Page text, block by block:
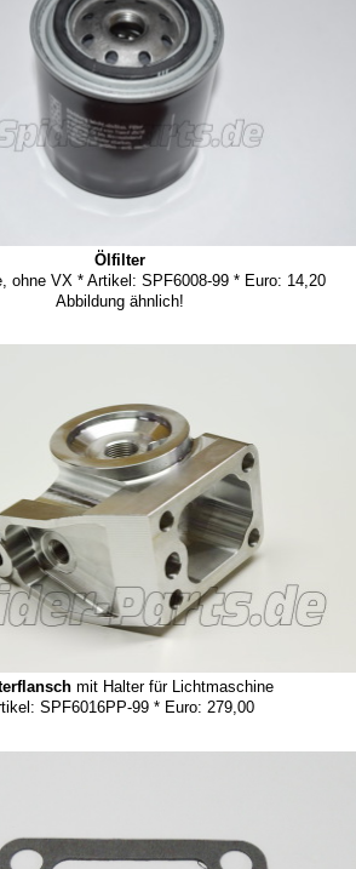
Ölfilter
ohne VX * Artikel: SPF6008-99 * Euro: 14,20
Abbildung ähnlich!
mit Halter für Lichtmaschine
SPF6016PP-99 * Euro: 279,00